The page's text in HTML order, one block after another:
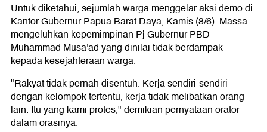
Untuk diketahui, sejumlah warga menggelar aksi demo di
Kantor Gubernur Papua Barat Daya, Kamis (8/6). Massa
mengeluhkan kepemimpinan Pj Gubernur PBD
Muhammad Musa'ad yang dinilai tidak berdampak
kepada kesejahteraan warga.
"Rakyat tidak pernah disentuh. Kerja sendiri-sendiri
dengan kelompok tertentu, kerja tidak melibatkan orang
lain. Itu yang kami protes," demikian pernyataan orator
dalam orasinya.